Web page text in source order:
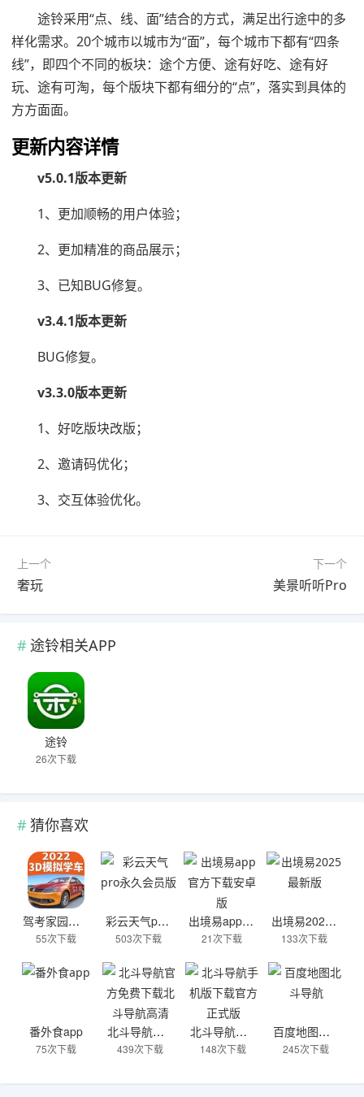
途铃采用“点、线、面”结合的方式，满足出行途中的多
样化需求。20个城市以城市为“面”，每个城市下都有“四条
线”，即四个不同的板块：途个方便、途有好吃、途有好
玩、途有可淘，每个版块下都有细分的“点”，落实到具体的
方方面面。
更新内容详情
v5.0.1版本更新
1、更加顺畅的用户体验；
2、更加精准的商品展示；
3、已知BUG修复。
v3.4.1版本更新
BUG修复。
v3.3.0版本更新
1、好吃版块改版；
2、邀请码优化；
3、交互体验优化。
上一个
奢玩
下一个
美景听听Pro
途铃相关APP
途铃
26次下载
猜你喜欢
驾考家园免费版
55次下载
彩云天气pro永久会员版
503次下载
出境易app官方下载安卓版
21次下载
出境易2025最新版
133次下载
番外食app
75次下载
北斗导航官方免费下载北斗导航高清
439次下载
北斗导航手机版下载官方正式版
148次下载
百度地图北斗导航
245次下载